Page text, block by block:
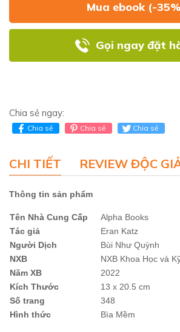
Mua ebook (-
Gọi ngay đặt
Chia sẻ ngay:
Chia sẻ Chia sẻ Chia sẻ
CHI TIẾT REVIEW ĐỘC
Thông tin sản phẩm
Tên Nhà Cung Cấp
Alpha Books
Tác giả
Eran Katz
Người Dịch
Bùi Như Quỳnh
NXB
NXB Khoa Học và
Năm XB
2022
Kích Thước
13 x 20.5 cm
Số trang
348
Hình thức
Bìa Mềm